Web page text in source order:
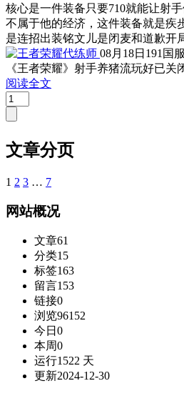
核心是一件装备只要710就能让射
不属于他的经济，这件装备就是疾
是连招出装铭文儿是闭麦和道歉开
08月18日 191 国
《王者荣耀》射手养猪流玩好已关
阅读全文
文章分页
1 2 3 … 7
网站概况
文章61
分类15
标签163
留言153
链接0
浏览96152
今日 0
本周0
运行1522 天
更新2024-12-30